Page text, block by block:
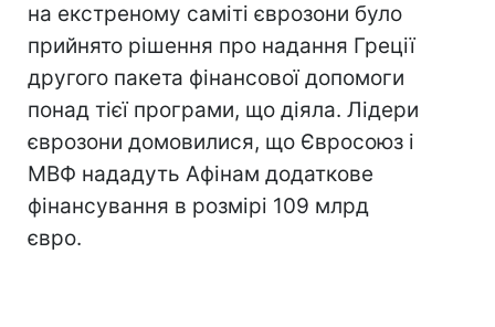
на екстреному саміті єврозони було
прийнято рішення про надання Греції
другого пакета фінансової допомоги
понад тієї програми, що діяла. Лідери
єврозони домовилися, що Євросоюз і
МВФ нададуть Афінам додаткове
фінансування в розмірі 109 млрд
євро.